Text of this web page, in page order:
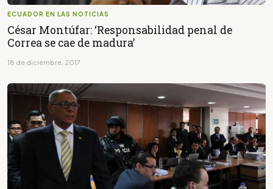
ECUADOR EN LAS NOTICIAS
César Montúfar: ‘Responsabilidad penal de
Correa se cae de madura’
18 de diciembre, 2017